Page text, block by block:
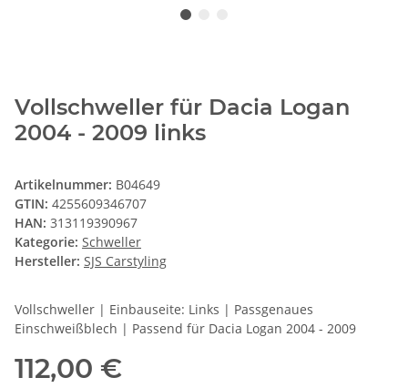
Vollschweller für Dacia Logan
2004 - 2009 links
Artikelnummer: B04649
GTIN: 4255609346707
HAN: 313119390967
Kategorie: Schweller
Hersteller: SJS Carstyling
Vollschweller | Einbauseite: Links | Passgenaues
Einschweißblech | Passend für Dacia Logan 2004 - 2009
112,00 €